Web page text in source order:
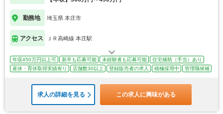
勤務地 埼玉県 本庄市
アクセス ＪＲ高崎線 本庄駅
年収450万円以上可 新卒も応募可能 未経験者も応募可能
住宅補助（手当）あり
産休・育休取得実績有り
店舗数30以上 登録販売者の求人 積極採用中 管理職候補
求人の詳細を見る この求人に興味がある